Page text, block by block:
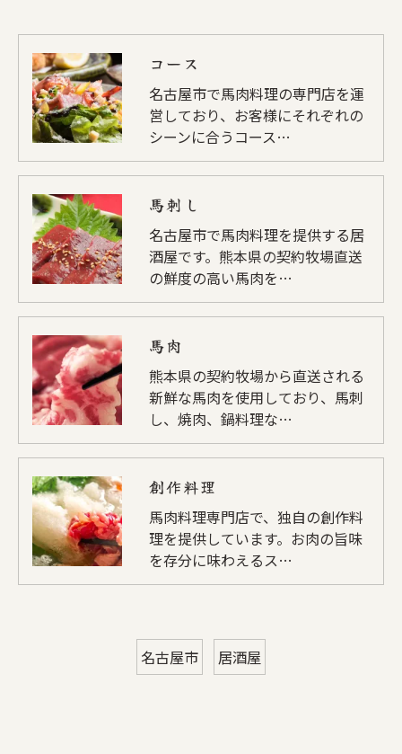
す。
個人情報の開示･訂正･削除・利用停止の具体的手続
きにつきましては、お電話でお問合せ下さい。
コース
名古屋市で馬肉料理の専門店を運
営しており、お客様にそれぞれの
シーンに合うコース…
馬刺し
名古屋市で馬肉料理を提供する居
酒屋です。熊本県の契約牧場直送
の鮮度の高い馬肉を…
馬肉
熊本県の契約牧場から直送される
新鮮な馬肉を使用しており、馬刺
し、焼肉、鍋料理な…
創作料理
馬肉料理専門店で、独自の創作料
理を提供しています。お肉の旨味
を存分に味わえるス…
名古屋市 居酒屋